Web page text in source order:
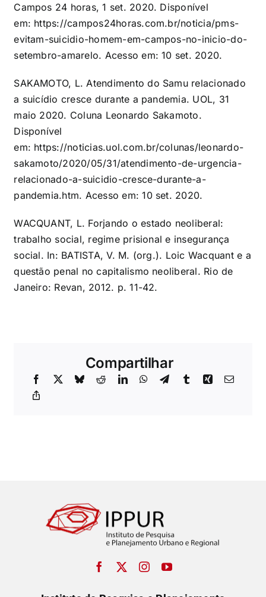
Campos 24 horas, 1 set. 2020. Disponível
em: https://campos24horas.com.br/noticia/pms-
evitam-suicidio-homem-em-campos-no-inicio-do-
setembro-amarelo. Acesso em: 10 set. 2020.
SAKAMOTO, L. Atendimento do Samu relacionado
a suicídio cresce durante a pandemia. UOL, 31
maio 2020. Coluna Leonardo Sakamoto.
Disponível
em: https://noticias.uol.com.br/colunas/leonardo-
sakamoto/2020/05/31/atendimento-de-urgencia-
relacionado-a-suicidio-cresce-durante-a-
pandemia.htm. Acesso em: 10 set. 2020.
WACQUANT, L. Forjando o estado neoliberal:
trabalho social, regime prisional e insegurança
social. In: BATISTA, V. M. (org.). Loic Wacquant e a
questão penal no capitalismo neoliberal. Rio de
Janeiro: Revan, 2012. p. 11-42.
Compartilhar